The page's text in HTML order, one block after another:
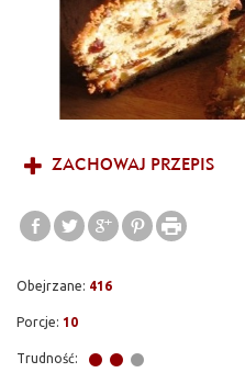
ZACHOWAJ PRZEPIS
Obejrzane: 416
Porcje: 10
Trudność: